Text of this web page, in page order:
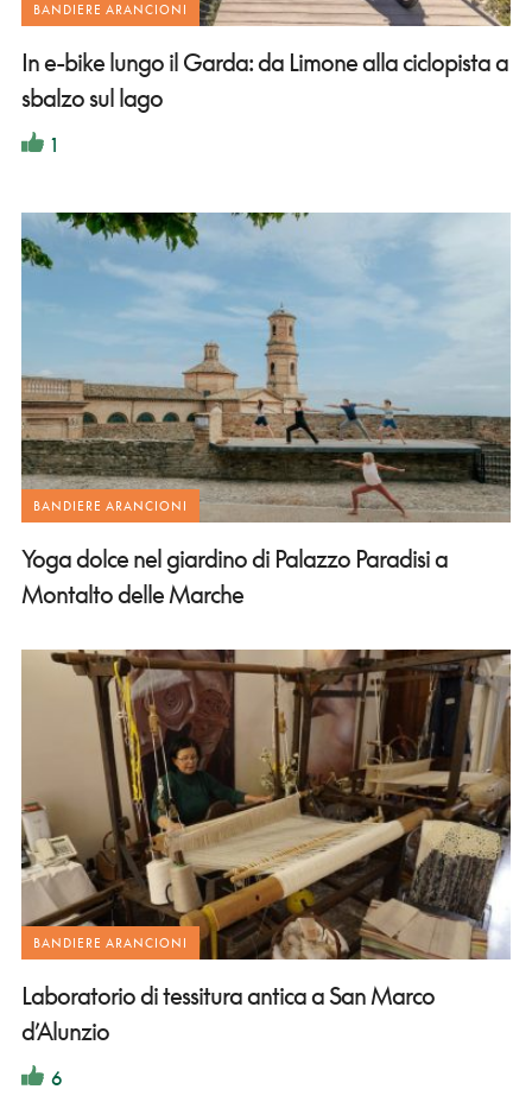
BANDIERE ARANCIONI
In e-bike lungo il Garda: da Limone alla ciclopista a
sbalzo sul lago
1
BANDIERE ARANCIONI
Yoga dolce nel giardino di Palazzo Paradisi a
Montalto delle Marche
BANDIERE ARANCIONI
Laboratorio di tessitura antica a San Marco
d’Alunzio
6